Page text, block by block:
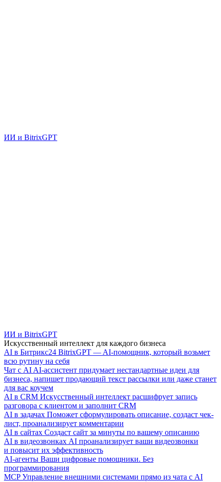
ИИ и BitrixGPT
ИИ и BitrixGPT
Искусственный интеллект для каждого бизнеса
AI в Битрикс24 BitrixGPT — AI-помощник, который возьмет
всю рутину на себя
Чат с AI AI-ассистент придумает нестандартные идеи для
бизнеса, напишет продающий текст рассылки или даже станет
для вас коучем
AI в CRM Искусственный интеллект расшифрует запись
разговора с клиентом и заполнит CRM
AI в задачах Поможет сформулировать описание, создаст чек-
лист, проанализирует комментарии
AI в сайтах Создаст сайт за минуты по вашему описанию
AI в видеозвонках AI проанализирует ваши видеозвонки
и повысит их эффективность
AI-агенты Ваши цифровые помощники. Без
программирования
MCP Управление внешними системами прямо из чата с AI